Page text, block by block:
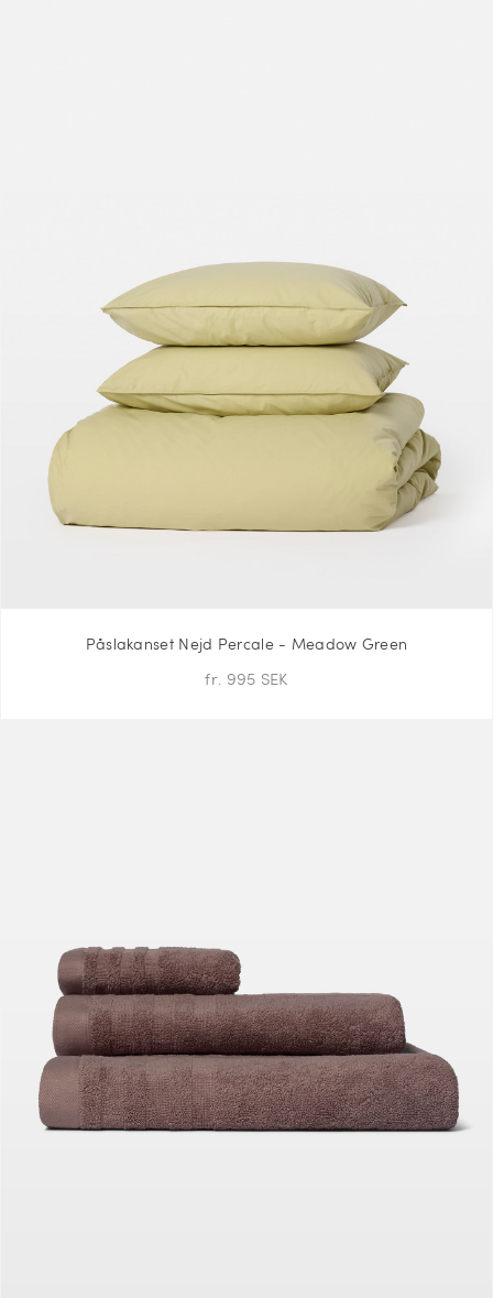
Påslakanset Nejd Percale - Meadow Green
fr. 995 SEK